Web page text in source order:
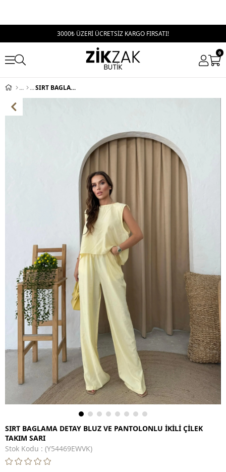
3000₺ ÜZERİ ÜCRETSİZ KARGO FIRSATI!
0
SIRT BAGLAMA DETAY BLUZ VE PANTOLONLU İKİLİ ÇİLEK TAKIM SARI
SIRT BAGLAMA DETAY BLUZ VE PANTOLONLU İKİLİ ÇİLEK
TAKIM SARI
Stok Kodu
(Y54469EWVK)